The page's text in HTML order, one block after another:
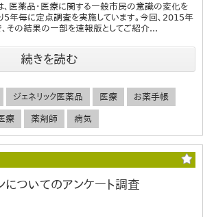
、医薬品・医療に関する一般市民の意識の変化を
5年毎に定点調査を実施しています。今回、2015年
その結果の一部を速報版としてご紹介...
続きを読む
ジェネリック医薬品 医療 お薬手帳
療 薬剤師 病気
についてのアンケート調査